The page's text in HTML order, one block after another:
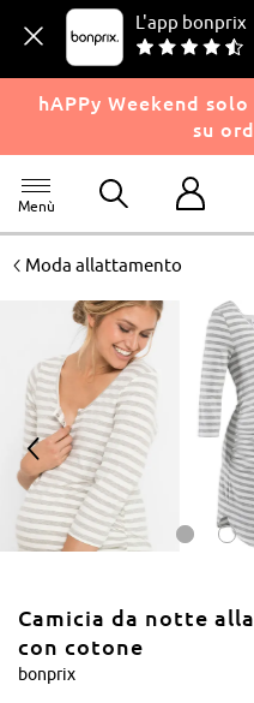
L'app bonprix
hAPPy Weekend
su
Menù
<Moda allattamento
<
Camicia da notte
con cotone
bonprix